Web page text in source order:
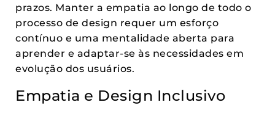
prazos. Manter a empatia ao longo de todo o
processo de design requer um esforço
contínuo e uma mentalidade aberta para
aprender e adaptar-se às necessidades em
evolução dos usuários.
Empatia e Design Inclusivo